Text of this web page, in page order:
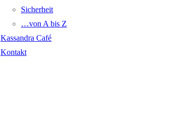
Sicherheit
…von A bis Z
Kassandra Café
Kontakt